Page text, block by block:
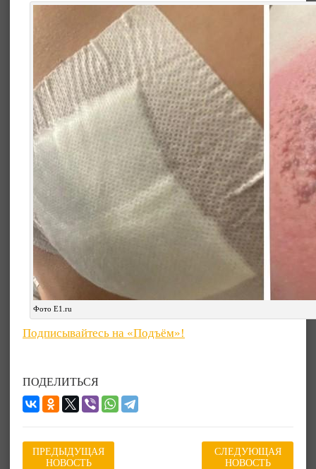
Фото Е1.ru
Подписывайтесь на «Подъём»!
ПОДЕЛИТЬСЯ
ПРЕДЫДУЩАЯ
НОВОСТЬ
СЛЕДУЮЩАЯ
НОВОСТЬ